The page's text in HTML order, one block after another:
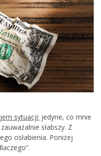
sytuacji: jedyne, co mnie
słabszy. Z
osłabienia. Poniżej